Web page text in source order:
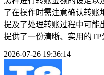
了在操作时需注意确认转账
提及了处理转账过程中可能
提供了一份清晰、实用的TP
2026-07-26 19:36:14